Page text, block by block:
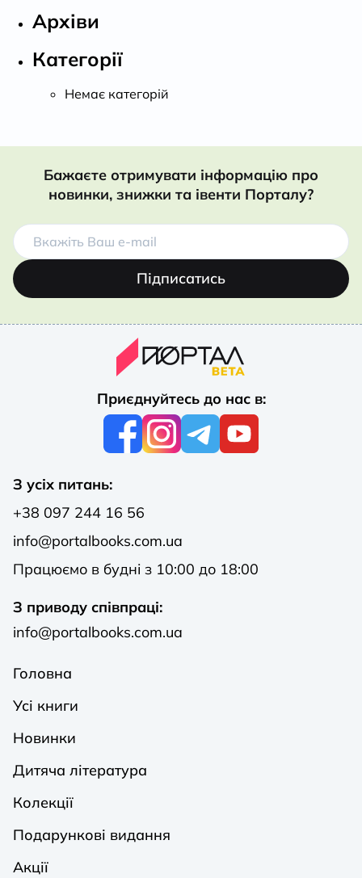
Архіви
Категорії
Немає категорій
Бажаєте отримувати інформацію про
новинки, знижки та івенти Порталу?
Підписатись
Приєднуйтесь до нас в:
З усіх питань:
+38 097 244 16 56
info@portalbooks.com.ua
Працюємо в будні з 10:00 до 18:00
З приводу співпраці:
info@portalbooks.com.ua
Головна
Усі книги
Новинки
Дитяча література
Колекції
Подарункові видання
Акції